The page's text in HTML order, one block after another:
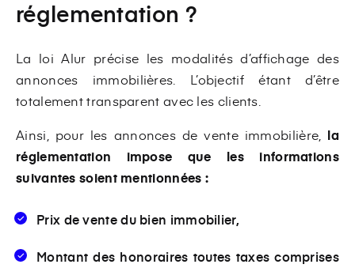
réglementation ?
La loi Alur précise les modalités d’affichage des
annonces immobilières. L’objectif étant d’être
totalement transparent avec les clients.
Ainsi, pour les annonces de vente immobilière, la
réglementation impose que les informations
suivantes soient mentionnées :
Prix de vente du bien immobilier,
Montant des honoraires toutes taxes comprises